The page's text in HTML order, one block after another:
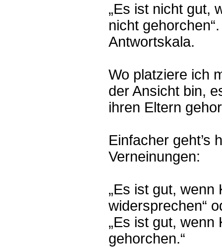
„Es ist nicht gut,
nicht
Antwortskala.
Wo platziere ich
der Ansicht bin,
ihren Eltern
Einfacher geht’s
Verneinungen:
„Es ist gut, wenn
widersprechen“
„Es ist gut, wenn
gehorchen.“